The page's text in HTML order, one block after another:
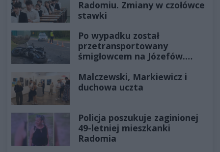
Radomiu. Zmiany w czołówce
stawki
Po wypadku został
przetransportowany
śmigłowcem na Józefów.
Malczewski, Markiewicz i
duchowa uczta
Policja poszukuje zaginionej
49-letniej mieszkanki
Radomia